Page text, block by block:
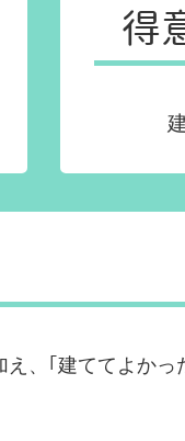
得
、｢建ててよかっ